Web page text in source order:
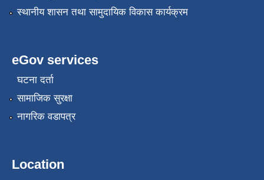
स्थानीय शासन तथा सामुदायिक विकास कार्यक्रम
eGov services
घटना दर्ता
सामाजिक सुरक्षा
नागरिक वडापत्र
Location